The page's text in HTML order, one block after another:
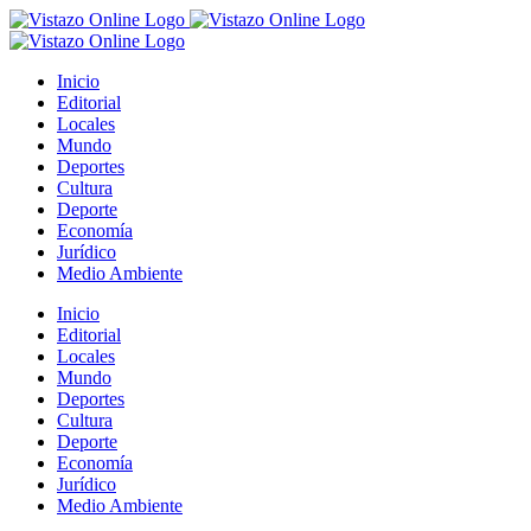
Saltar
al
Inicio
Editorial
Locales
Mundo
Deportes
Cultura
Deporte
Economía
Jurídico
Medio Ambiente
Inicio
Editorial
Locales
Mundo
Deportes
Cultura
Deporte
Economía
Jurídico
Medio Ambiente